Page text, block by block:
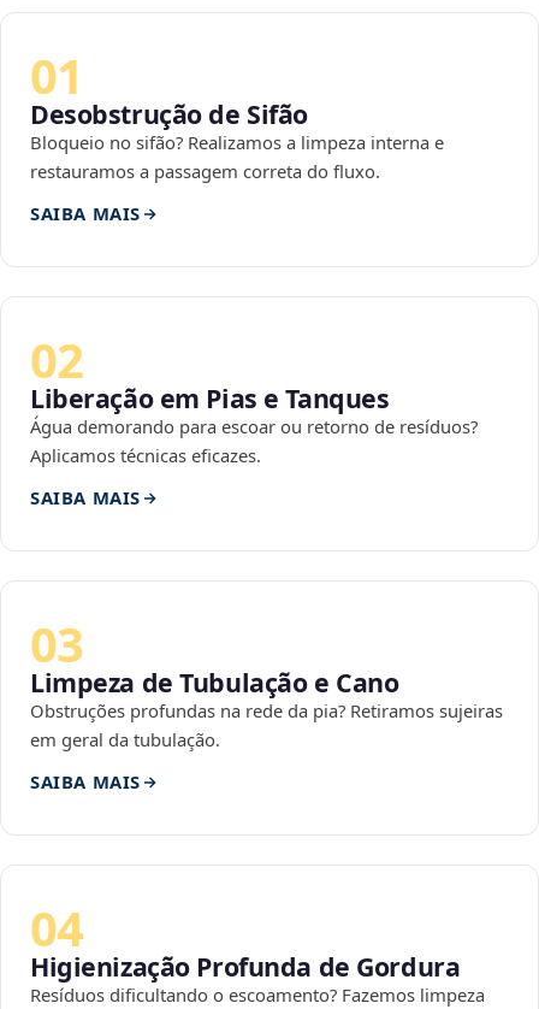
01
Desobstrução de Sifão
Bloqueio no sifão? Realizamos a limpeza interna e
restauramos a passagem correta do fluxo.
SAIBA MAIS
02
Liberação em Pias e Tanques
Água demorando para escoar ou retorno de resíduos?
Aplicamos técnicas eficazes.
SAIBA MAIS
03
Limpeza de Tubulação e Cano
Obstruções profundas na rede da pia? Retiramos sujeiras
em geral da tubulação.
SAIBA MAIS
04
Higienização Profunda de Gordura
Resíduos dificultando o escoamento? Fazemos limpeza